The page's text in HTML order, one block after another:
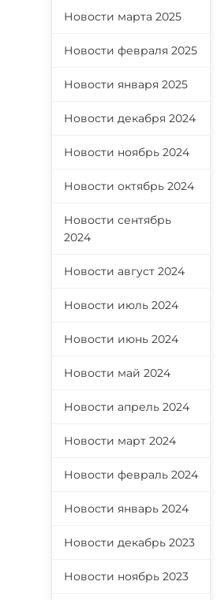
Новости марта 2025
Новости февраля 2025
Новости января 2025
Новости декабря 2024
Новости ноябрь 2024
Новости октябрь 2024
Новости сентябрь
2024
Новости август 2024
Новости июль 2024
Новости июнь 2024
Новости май 2024
Новости апрель 2024
Новости март 2024
Новости февраль 2024
Новости январь 2024
Новости декабрь 2023
Новости ноябрь 2023